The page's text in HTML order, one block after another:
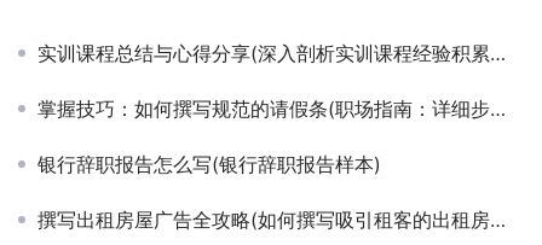
实训课程总结与心得分享(深入剖析实训课程经验积累与个人能力提升)
掌握技巧：如何撰写规范的请假条(职场指南：详细步骤教你撰写高效请假条)
银行辞职报告怎么写(银行辞职报告样本)
撰写出租房屋广告全攻略(如何撰写吸引租客的出租房屋详细描述)